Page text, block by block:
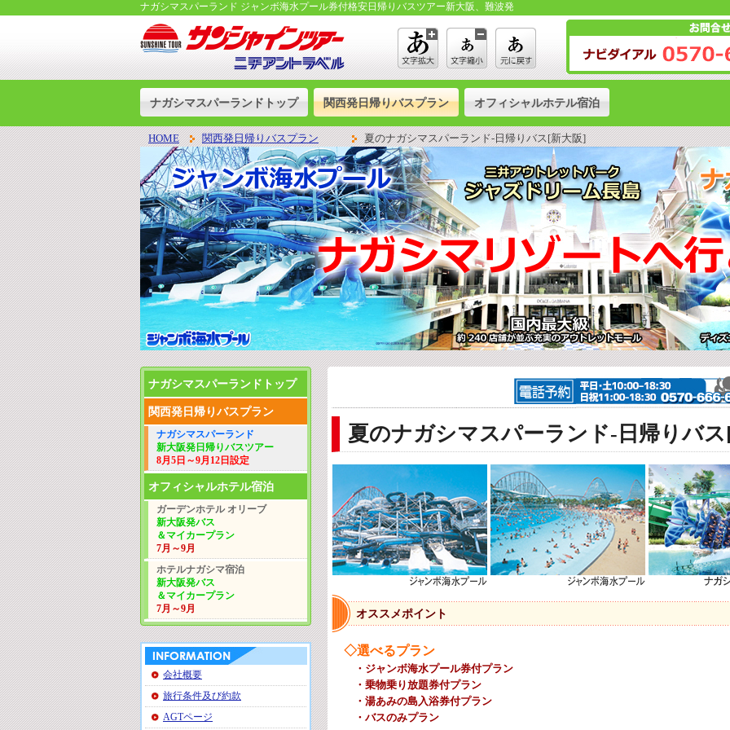
ナガシマスパーランド ジャンボ海水プール券付格安日帰りバスツアー新大阪、難波発
ナガシマスパーランドトップ 関西発日帰りバスプラン オフィシャルホテル宿泊
HOME 関西発日帰りバスプラン 夏のナガシマスパーランド-日帰りバス[新大阪]
ナガシマスパーランドトップ
関西発日帰りバスプラン
ナガシマスパーランド
新大阪発 日帰りバスツアー
8月5日～9月12日設定
オフィシャルホテル宿泊
ガーデンホテル オリーブ
新大阪発バス
＆マイカープラン
7月～9月
ホテルナガシマ宿泊
新大阪発バス
＆マイカープラン
7月～9月
会社概要
旅行条件及び約款
AGTページ
夏のナガシマスパーランド-日帰りバ
オススメポイント
◇選べるプラン
・ジャンボ海水プール券付プラン
・ 乗物乗り放題券付プラン
・湯あみの島入浴券付プラン
・バスのみプラン